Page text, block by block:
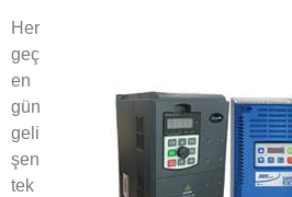
Her
geç
en
gün
geli
şen
tek